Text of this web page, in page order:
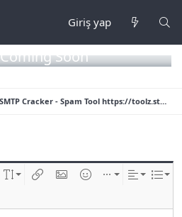
Giriş yap
Soon
SMTP Scanner | Amazon Ses | SMTP Cracker - Spam Tool https://toolz.store